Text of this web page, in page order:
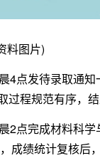
料图片)
4点发待录取通
程规范有序，结
2点完成材料科学
成绩统计复核后